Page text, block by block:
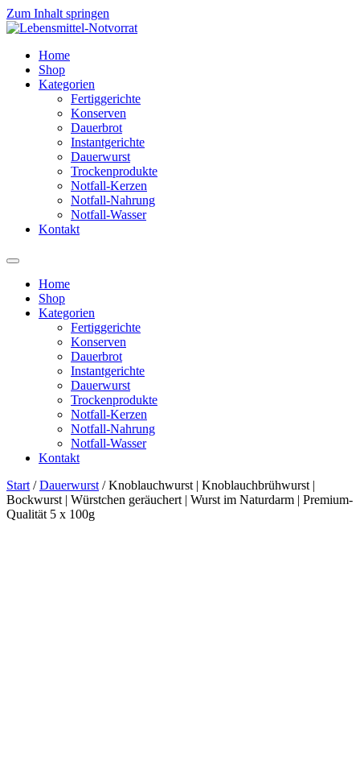
Zum Inhalt springen
Home
Shop
Kategorien
Fertiggerichte
Konserven
Dauerbrot
Instantgerichte
Dauerwurst
Trockenprodukte
Notfall-Kerzen
Notfall-Nahrung
Notfall-Wasser
Kontakt
Home
Shop
Kategorien
Fertiggerichte
Konserven
Dauerbrot
Instantgerichte
Dauerwurst
Trockenprodukte
Notfall-Kerzen
Notfall-Nahrung
Notfall-Wasser
Kontakt
Start /Dauerwurst / Knoblauchwurst | Knoblauchbrühwurst |
Bockwurst | Würstchen geräuchert | Wurst im Naturdarm | Premium-
Qualität 5 x 100g